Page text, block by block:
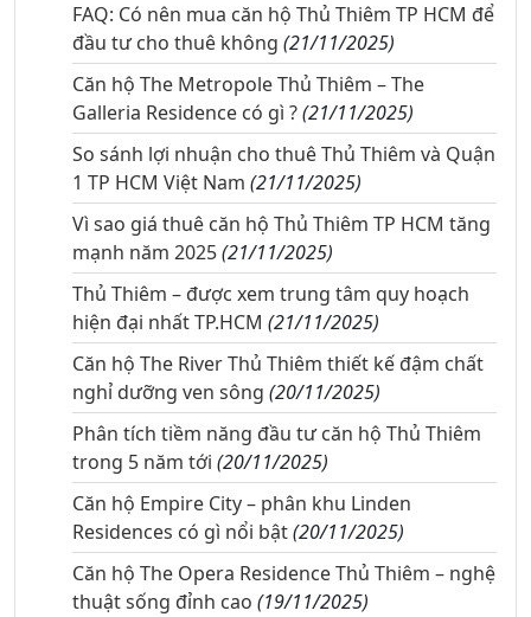
FAQ: Có nên mua căn hộ Thủ Thiêm TP HCM để
đầu tư cho thuê không (21/11/2025)
Căn hộ The Metropole Thủ Thiêm – The
Galleria Residence có gì ?(21/11/2025)
So sánh lợi nhuận cho thuê Thủ Thiêm và Quận
1 TP HCM Việt Nam (21/11/2025)
Vì sao giá thuê căn hộ Thủ Thiêm TP HCM tăng
mạnh năm 2025(21/11/2025)
Thủ Thiêm – được xem trung tâm quy hoạch
hiện đại nhất TP.HCM (21/11/2025)
Căn hộ The River Thủ Thiêm thiết kế đậm chất
nghỉ dưỡng ven sông (20/11/2025)
Phân tích tiềm năng đầu tư căn hộ Thủ Thiêm
trong 5 năm tới (20/11/2025)
Căn hộ Empire City – phân khu Linden
Residences có gì nổi bật(20/11/2025)
Căn hộ The Opera Residence Thủ Thiêm – nghệ
thuật sống đỉnh cao (19/11/2025)